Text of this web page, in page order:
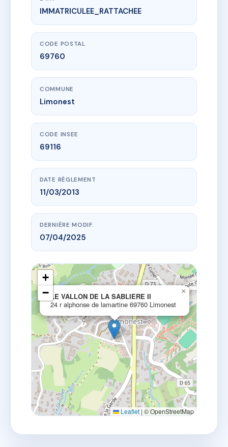
www.vme.plus/AG3407525
LE VALLON DE LA SABLIERE II
24 r alphonse de lamartine
IMMATRICULEE_RATTACHEE
CODE POSTAL
69760
COMMUNE
Limonest
CODE INSEE
69116
DATE RÈGLEMENT
11/03/2013
DERNIÈRE MODIF.
07/04/2025
LE VALLON DE LA SABLIERE II
24 r alphonse de lamartine 69760 Limonest
×
+
−
Leaflet | © OpenStreetMap